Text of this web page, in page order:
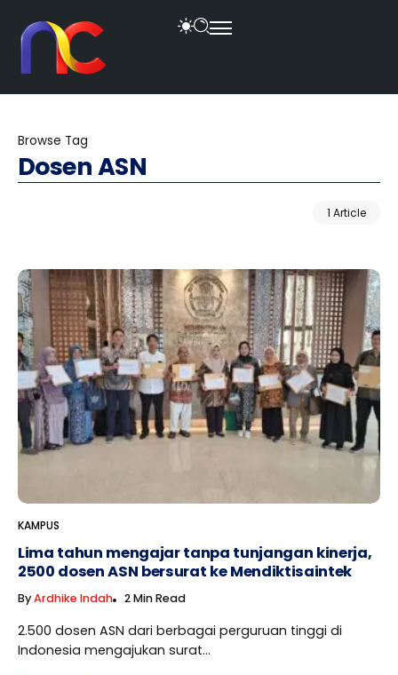
Browse Tag
Dosen ASN
1 Article
KAMPUS
Lima tahun mengajar tanpa tunjangan kinerja,
2500 dosen ASN bersurat ke Mendiktisaintek
ByArdhike Indah 2 Min Read
2.500 dosen ASN dari berbagai perguruan tinggi di
Indonesia mengajukan surat...